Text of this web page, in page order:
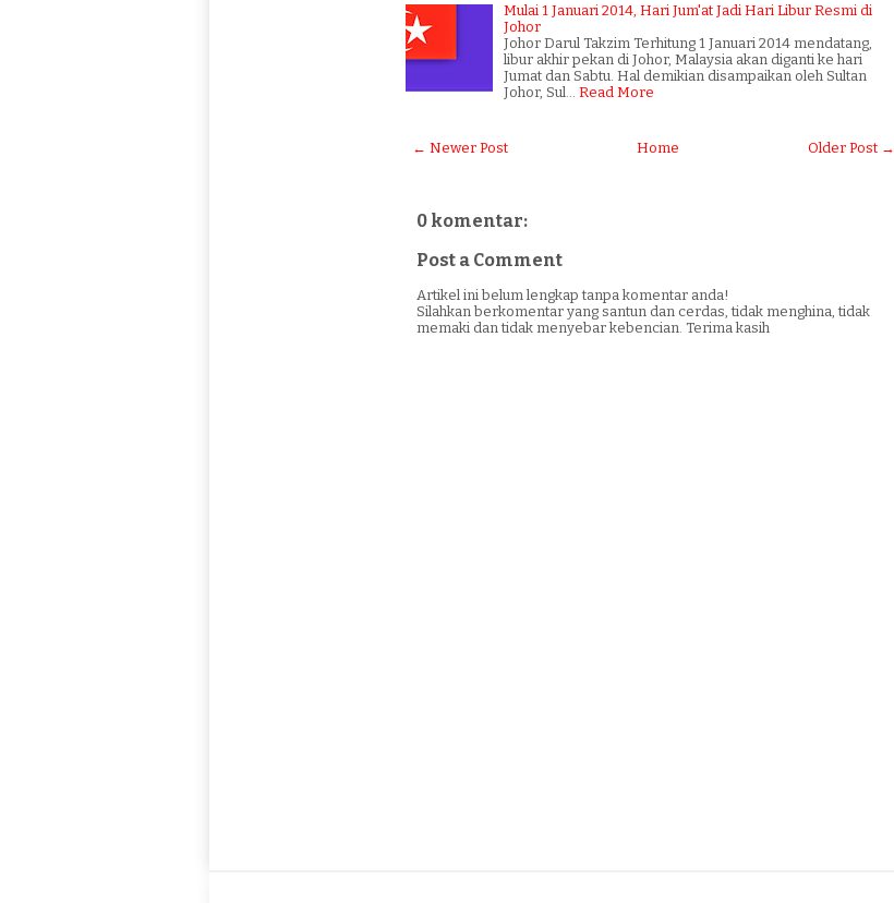
Mulai 1 Januari 2014, Hari Jum'at Jadi Hari Libur Resmi di
Johor
Johor Darul Takzim Terhitung 1 Januari 2014 mendatang,
libur akhir pekan di Johor, Malaysia akan diganti ke hari
Jumat dan Sabtu. Hal demikian disampaikan oleh Sultan
Johor, Sul…
Read More
← Newer Post Older Post →
Home
0 komentar:
Post a Comment
Artikel ini belum lengkap tanpa komentar anda!
Silahkan berkomentar yang santun dan cerdas, tidak menghina, tidak
memaki dan tidak menyebar kebencian. Terima kasih